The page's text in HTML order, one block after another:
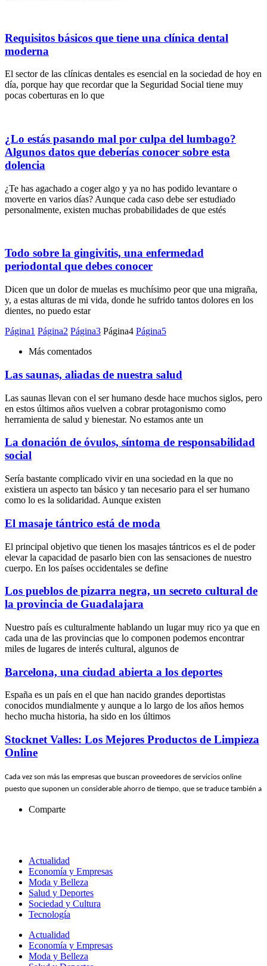
Requisitos básicos que tiene una clínica dental
moderna
El sector de las clínicas dentales es esencial en la sociedad de hoy en
día, porque hay que recordar que la Seguridad Social tiene muy
pocas coberturas en lo que
¿Lo estás pasando mal por culpa del lumbago?
Algunos datos que deberías conocer sobre esta
dolencia
¿Te has agachado a coger algo y ya no has podido levantare o
moverte en varios días? Aunque cada caso debe ser estudiado
personalmente, existen muchas probabilidades de que estés
Todo sobre la gingivitis, una enfermedad
periodontal que debes conocer
Dicen que un dolor de muelas es muchísimo peor que una migraña,
y, a estas alturas de mi vida, donde he sufrido tantos dolores en los
dientes, no puedo estar
Página1 Página2 Página3 Página4 Página5
Más comentados
Las saunas, aliadas de nuestra salud
Las saunas llevan con el ser humano desde hace muchos siglos, pero
en estos últimos años vuelven a cobrar protagonismo como
herramienta de salud y bienestar. No estamos ante un
La donación de óvulos, síntoma de responsabilidad
social
Sería bastante complicado vivir en una sociedad en la que no
existiera un aspecto tan básico y tan necesario para el ser humano
como lo es la solidaridad. Aunque existen
El masaje tántrico está de moda
El principal objetivo que tienen los masajes tántricos es el de poder
elevar la capacidad de pasarlo bien con las sensaciones de nuestro
cuerpo. En los países occidentales se define
Los pueblos de pizarra negra, un secreto cultural de
la provincia de Guadalajara
Nuestro país es culturalmente hablando un lugar muy rico ya que en
cada una de las provincias que lo componen podemos encontrar
miles de lugares de interés cultural, algunos de
Barcelona, una ciudad abierta a los deportes
España es un país en el que han nacido grandes deportistas
conocidos mundialmente y aunque a lo largo de los años hemos
hecho mucha historia, ha sido en los últimos
Stocknet Valles: Los Mejores Productos de Limpieza
Online
Cada vez son más las empresas que buscan proveedores de servicios online
puesto que suponen un considerable ahorro de tiempo, que se traduce también a
Comparte
Actualidad
Economía y Empresas
Moda y Belleza
Salud y Deportes
Sociedad y Cultura
Tecnología
Actualidad
Economía y Empresas
Moda y Belleza